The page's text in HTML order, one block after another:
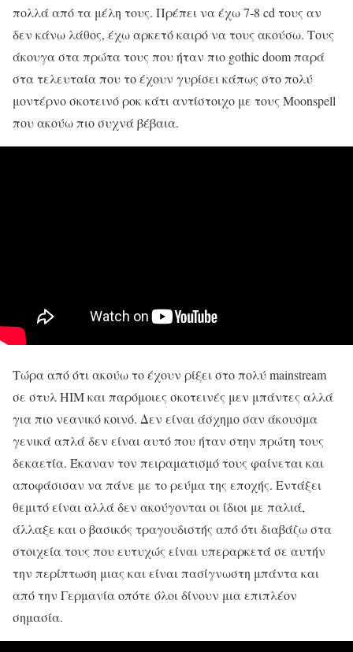
πολλά από τα μέλη τους. Πρέπει να έχω 7-8 cd τους αν
δεν κάνω λάθος, έχω αρκετό καιρό να τους ακούσω. Τους
άκουγα στα πρώτα τους που ήταν πιο gothic doom παρά
στα τελευταία που το έχουν γυρίσει κάπως στο πολύ
μοντέρνο σκοτεινό ροκ κάτι αντίστοιχο με τους Moonspell
που ακούω πιο συχνά βέβαια.
Τώρα από ότι ακούω το έχουν ρίξει στο πολύ mainstream
σε στυλ HIM και παρόμοιες σκοτεινές μεν μπάντες αλλά
για πιο νεανικό κοινό. Δεν είναι άσχημο σαν άκουσμα
γενικά απλά δεν είναι αυτό που ήταν στην πρώτη τους
δεκαετία. Έκαναν τον πειραματισμό τους φαίνεται και
αποφάσισαν να πάνε με το ρεύμα της εποχής. Εντάξει
θεμιτό είναι αλλά δεν ακούγονται οι ίδιοι με παλιά,
άλλαξε και ο βασικός τραγουδιστής από ότι διαβάζω στα
στοιχεία τους που ευτυχώς είναι υπεραρκετά σε αυτήν
την περίπτωση μιας και είναι πασίγνωστη μπάντα και
από την Γερμανία οπότε όλοι δίνουν μια επιπλέον
σημασία.